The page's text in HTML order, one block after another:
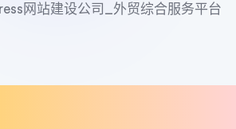
网站建设公司_外贸综合服务平台